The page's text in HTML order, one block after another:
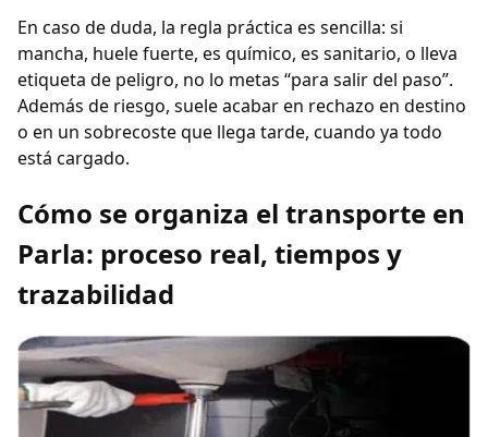
En caso de duda, la regla práctica es sencilla: si
mancha, huele fuerte, es químico, es sanitario, o lleva
etiqueta de peligro, no lo metas “para salir del paso”.
Además de riesgo, suele acabar en rechazo en destino
o en un sobrecoste que llega tarde, cuando ya todo
está cargado.
Cómo se organiza el transporte en
Parla: proceso real, tiempos y
trazabilidad